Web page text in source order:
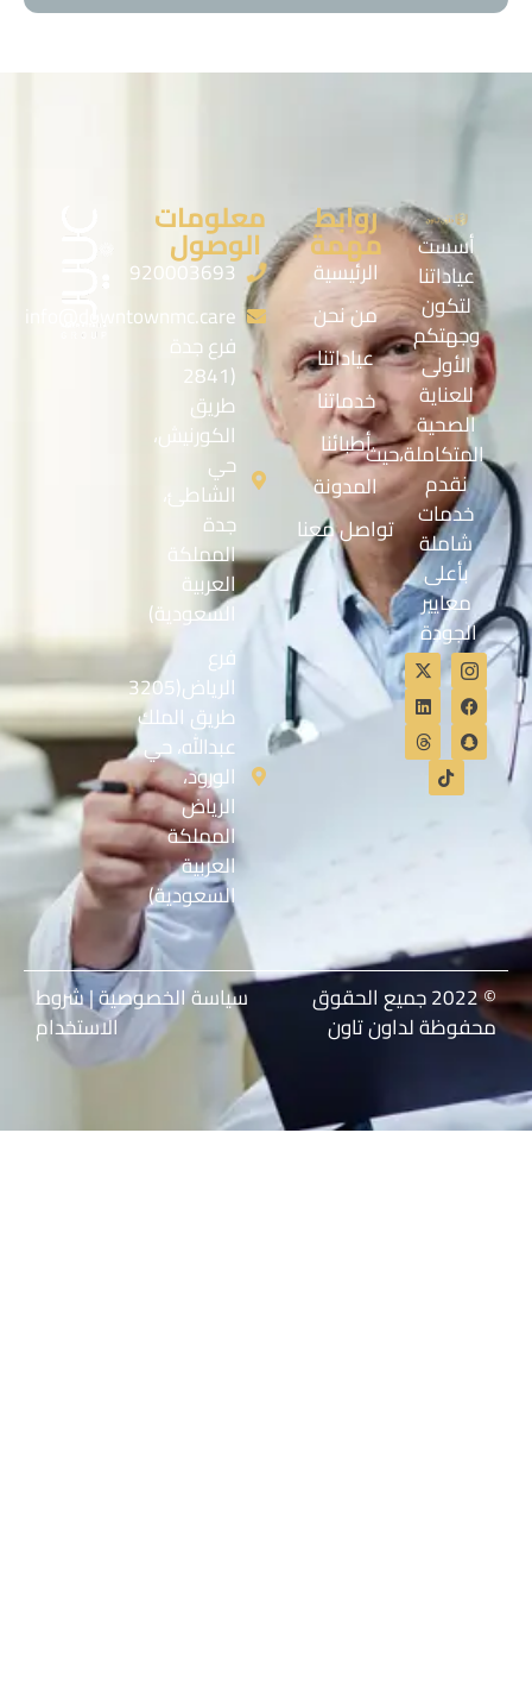
أسست
عياداتنا
لتكون
وجهتكم
الأولى
للعناية
الصحية
المتكاملة،حيث
نقدم
خدمات
شاملة
بأعلى
معايير
الجودة
روابط
مهمة
الرئيسية
من نحن
عياداتنا
خدماتنا
أطبائنا
المدونة
تواصل معنا
معلومات
الوصول
920003693
info@downtownmc.care
فرع جدة
(2841
طريق
الكورنيش،
حي
الشاطئ،
جدة
المملكة
العربية
السعودية)
فرع
الرياض(3205
طريق الملك
عبدالله، حي
الورود،
الرياض
المملكة
العربية
السعودية)
© 2022 جميع الحقوق
محفوظة لداون تاون
سياسة الخصوصية|شروط
الاستخدام